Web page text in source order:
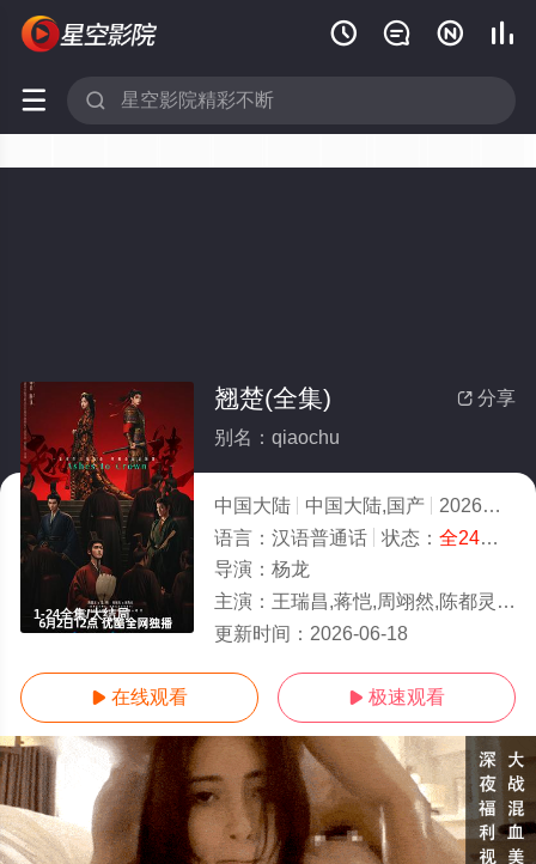
   
 
1-24全集/大结局
 分享
翘楚(全集)
别名：qiaochu
中国大陆 中国大陆,国产 2026
5.0
语言： 汉语普通话 状态： 全24集
导演： 杨龙
主演： 王瑞昌,蒋恺,周翊然,陈都灵,唐晓天,吴施乐,高茂桐
更新时间： 2026-06-18
 在线观看  极速观看